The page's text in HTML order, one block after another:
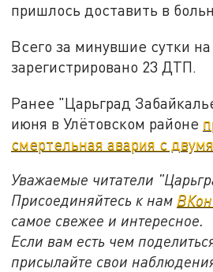
пришлось доставить в
Всего за минувшие сутки на
зарегистрировано 23 ДТП.
Ранее "Царьград
июня в Улётовском районе
смертельная авария с
Уважаемые читатели
Присоединяйтесь к нам
самое свежее и интересное.
Если вам есть чем
присылайте свои